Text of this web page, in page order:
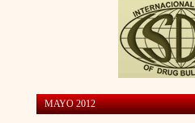
MAYO 2012